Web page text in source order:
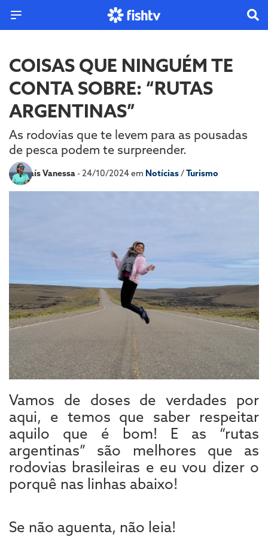
COISAS QUE NINGUÉM TE
CONTA SOBRE: “RUTAS
ARGENTINAS”
As rodovias que te levem para as pousadas
de pesca podem te surpreender.
PorLaís Vanessa- 24/10/2024 em Notícias/Turismo
Vamos de doses de verdades por
aqui, e temos que saber respeitar
aquilo que é bom! E as “rutas
argentinas” são melhores que as
rodovias brasileiras e eu vou dizer o
porquê nas linhas abaixo!
Se não aguenta, não leia!